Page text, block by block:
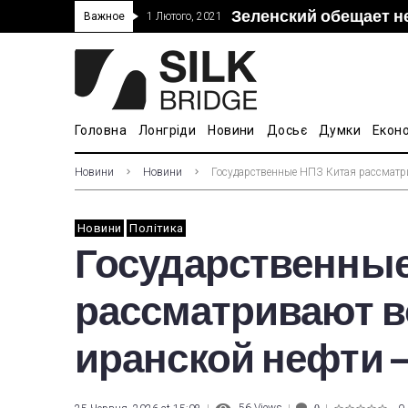
Важное 1 Лютого, 2021 Зеленский обещает
Прошло 5-тое
“Дочка” Beijing
В Украине ввели
Головна Лонгріди Новини Досьє Думки
Новини Новини Государственные НПЗ Китая
Новини Політика
рассматривают
иранской нефти